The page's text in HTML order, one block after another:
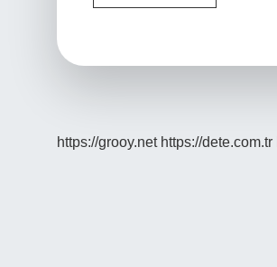
Ne
https://grooy.net https://dete.com.tr